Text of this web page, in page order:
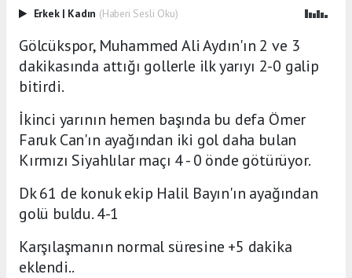
Erkek | Kadın (Haberi Sesli Oku)
Gölcükspor, Muhammed Ali Aydın'ın 2 ve 3
dakikasında attığı gollerle ilk yarıyı 2-0 galip
bitirdi.
İkinci yarının hemen başında bu defa Ömer
Faruk Can'ın ayağından iki gol daha bulan
Kırmızı Siyahlılar maçı 4 - 0 önde götürüyor.
Dk 61 de konuk ekip Halil Bayın'ın ayağından
golü buldu. 4-1
Karşılaşmanın normal süresine +5 dakika
eklendi..